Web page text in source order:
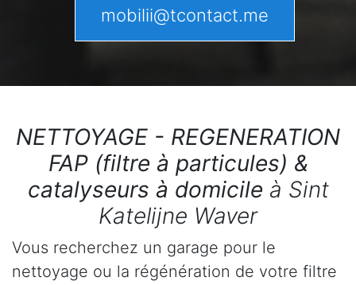
mobilii@tcontact.me
NETTOYAGE - REGENERATION
FAP (filtre à particules) &
catalyseurs à domicile à Sint
Katelijne Waver
Vous recherchez un garage pour le
nettoyage ou la régénération de votre filtre